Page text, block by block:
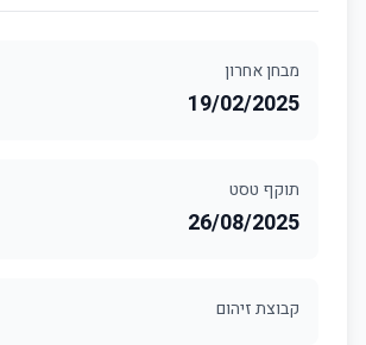
מבחן אחרון
19/02/2025
תוקף טסט
26/08/2025
קבוצת זיהום